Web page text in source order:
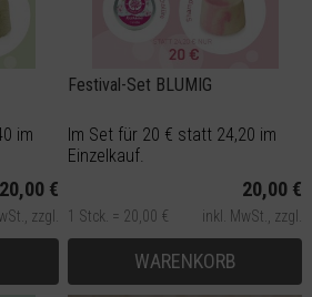
im
20,00 €
zzgl.
Versand
Festival-Set BLUMIG
Im Set für 20 € statt 24,20 im
Einzelkauf.
20,00 €
1 Stck. = 20,00 € inkl. MwSt., zzgl.
Versand
WARENKORB